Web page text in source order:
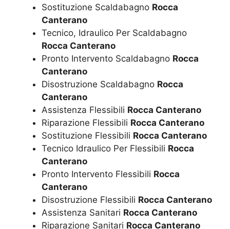
Sostituzione Scaldabagno Rocca
Canterano
Tecnico, Idraulico Per Scaldabagno
Rocca Canterano
Pronto Intervento Scaldabagno Rocca
Canterano
Disostruzione Scaldabagno Rocca
Canterano
Assistenza Flessibili Rocca Canterano
Riparazione Flessibili Rocca Canterano
Sostituzione Flessibili Rocca Canterano
Tecnico Idraulico Per Flessibili Rocca
Canterano
Pronto Intervento Flessibili Rocca
Canterano
Disostruzione Flessibili Rocca Canterano
Assistenza Sanitari Rocca Canterano
Riparazione Sanitari Rocca Canterano